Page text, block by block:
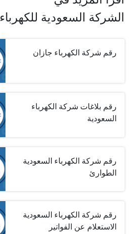
الشركة السعودية للكهرباء
رقم شركة الكهرباء جازان
رقم بلاغات شركة الكهرباء
السعودية
رقم شركة الكهرباء السعودية
الطوارئ
رقم شركة الكهرباء السعودية
الاستعلام عن الفواتير